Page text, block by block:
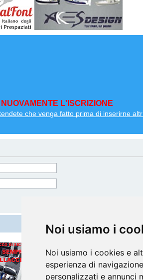
Noi usiamo i
Noi usiamo i cookies e
esperienza di
personalizzati e annunci
L'ISCRIZIONE
che venga fatto prima di inserirne